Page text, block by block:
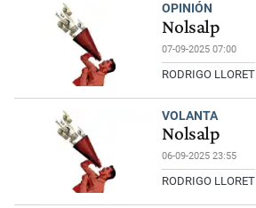
OPINIÓN
Nolsalp
07-09-2025 07:00
RODRIGO LLORET
VOLANTA
Nolsalp
06-09-2025 23:55
RODRIGO LLORET